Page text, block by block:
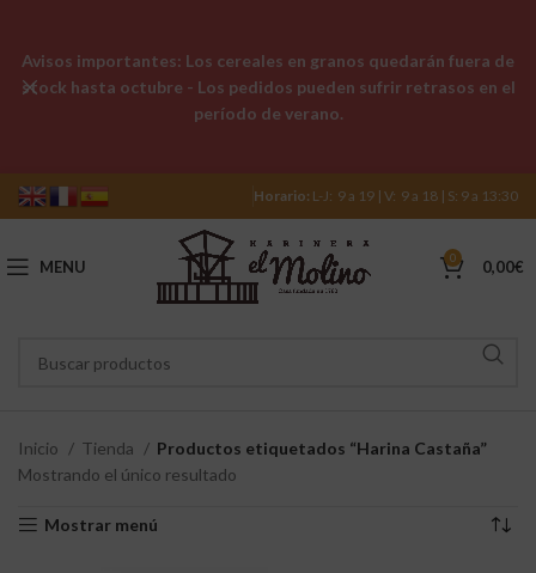
Horario: L-J: 9 a 19 | V: 9 a 18 | S: 9 a 13:30
MENU 0 0,00€
Inicio Tienda
Productos etiquetados “Harina Castaña”
Mostrando el único resultado
Mostrar menú
Avisos importantes: Los cereales en granos quedarán fuera de
stock hasta octubre - Los pedidos pueden sufrir retrasos en el
período de verano.